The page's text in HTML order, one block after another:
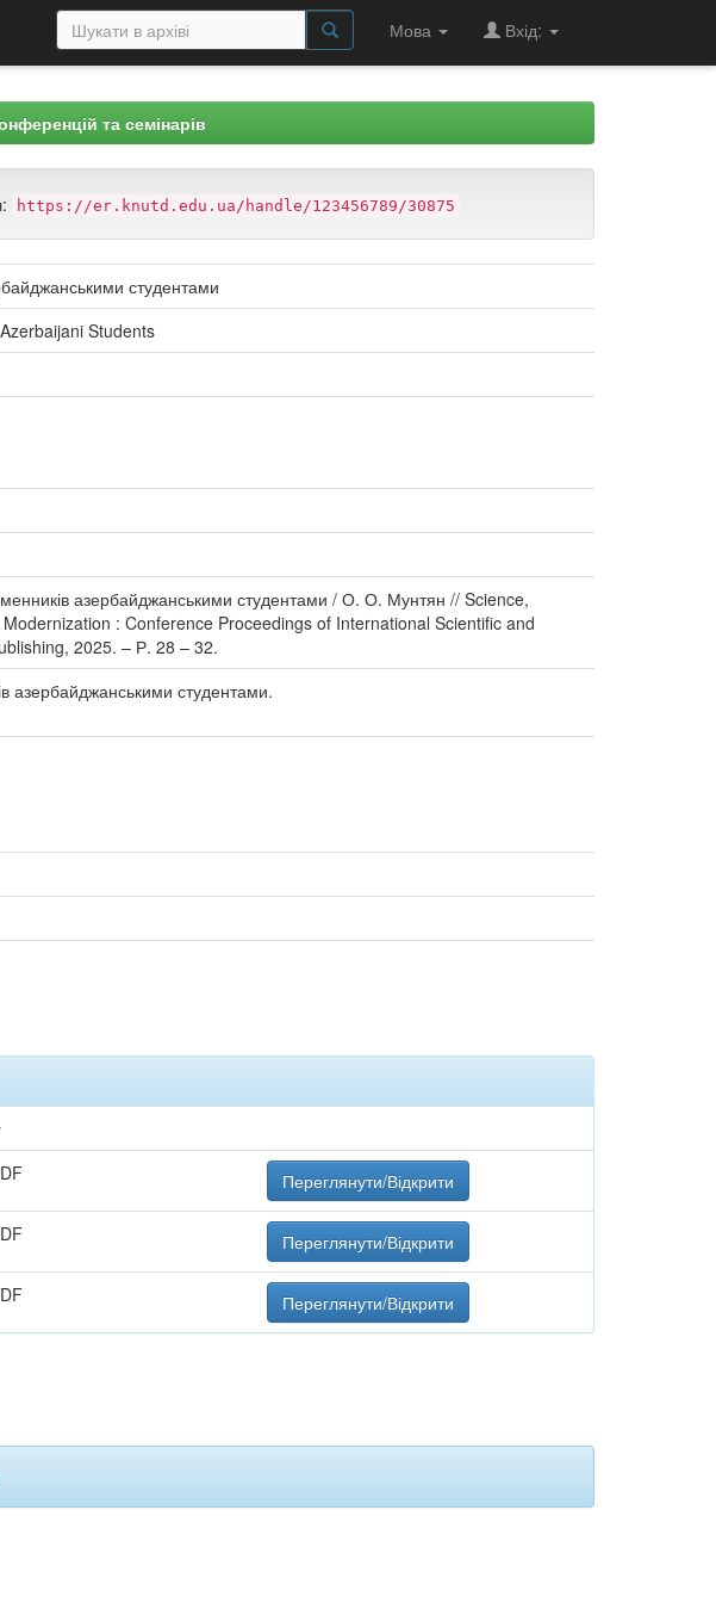
Мова Вхід:
та семінарів
https://er.knutd.edu.ua/handle/123456789/30875
студентами
Students
азербайджанськими студентами / О. О. Мунтян // Science,
: Conference Proceedings of International Scientific and
2025. – Р. 28 – 32.
азербайджанськими студентами.
Переглянути/Відкрити
Переглянути/Відкрити
Переглянути/Відкрити